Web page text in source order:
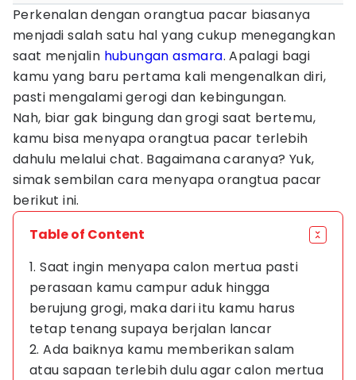
Perkenalan dengan orangtua pacar biasanya
menjadi salah satu hal yang cukup menegangkan
saat menjalin hubungan asmara. Apalagi bagi
kamu yang baru pertama kali mengenalkan diri,
pasti mengalami gerogi dan kebingungan.
Nah, biar gak bingung dan grogi saat bertemu,
kamu bisa menyapa orangtua pacar terlebih
dahulu melalui chat. Bagaimana caranya? Yuk,
simak sembilan cara menyapa orangtua pacar
berikut ini.
Table of Content
1. Saat ingin menyapa calon mertua pasti
perasaan kamu campur aduk hingga
berujung grogi, maka dari itu kamu harus
tetap tenang supaya berjalan lancar
2. Ada baiknya kamu memberikan salam
atau sapaan terlebih dulu agar calon mertua